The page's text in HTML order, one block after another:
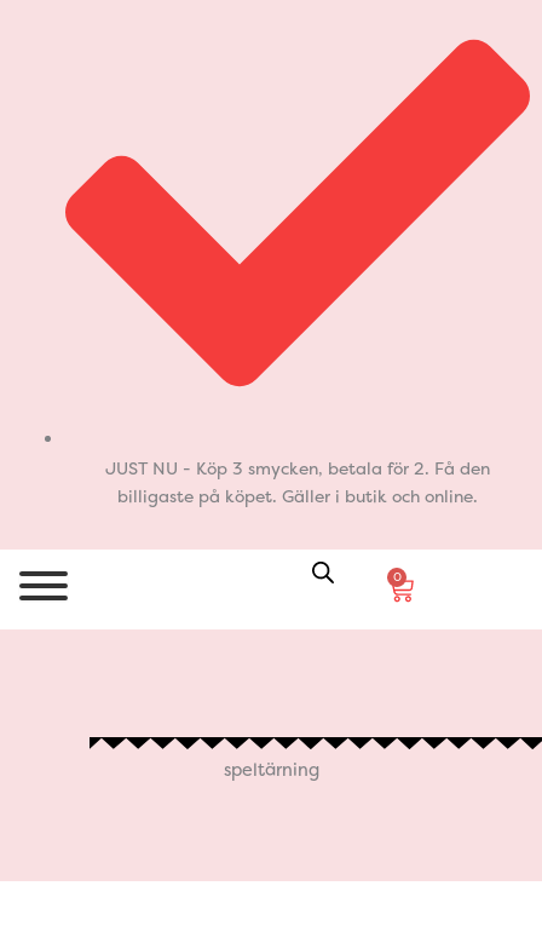
JUST NU - Köp 3 smycken, betala för 2. Få den
billigaste på köpet. Gäller i butik och online.
0
Varukorg
speltärning